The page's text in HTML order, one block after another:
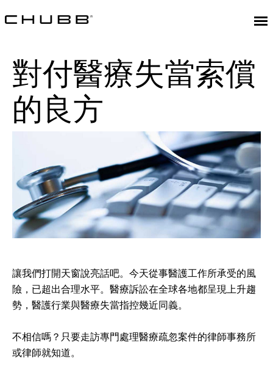
對付醫療失當索償
的良方
讓我們打開天窗說亮話吧。今天從事醫護工作所承受的風
險，已超出合理水平。醫療訴訟在全球各地都呈現上升趨
勢，醫護行業與醫療失當指控幾近同義。
不相信嗎？只要走訪專門處理醫療疏忽案件的律師事務所
或律師就知道。